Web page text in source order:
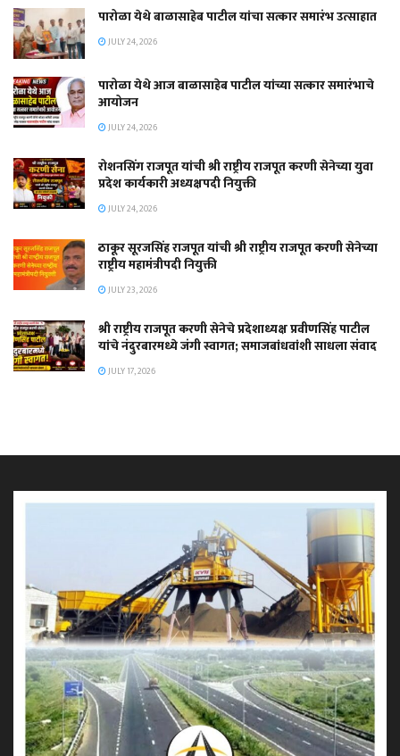
पारोळा येथे बाळासाहेब पाटील यांचा सत्कार समारंभ उत्साहात
JULY 24, 2026
पारोळा येथे आज बाळासाहेब पाटील यांच्या सत्कार समारंभाचे
आयोजन
JULY 24, 2026
रोशनसिंग राजपूत यांची श्री राष्ट्रीय राजपूत करणी सेनेच्या युवा
प्रदेश कार्यकारी अध्यक्षपदी नियुक्ती
JULY 24, 2026
ठाकूर सूरजसिंह राजपूत यांची श्री राष्ट्रीय राजपूत करणी सेनेच्या
राष्ट्रीय महामंत्रीपदी नियुक्ती
JULY 23, 2026
श्री राष्ट्रीय राजपूत करणी सेनेचे प्रदेशाध्यक्ष प्रवीणसिंह पाटील
यांचे नंदुरबारमध्ये जंगी स्वागत; समाजबांधवांशी साधला संवाद
JULY 17, 2026